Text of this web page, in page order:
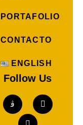
PORTAFOLIO
CONTACTO
ENGLISH
Follow Us